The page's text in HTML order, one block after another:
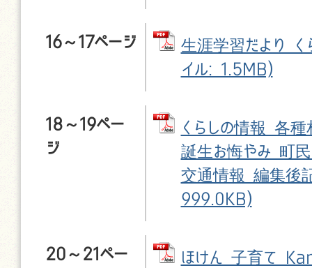
16～17ページ
生涯学習だより く
イル: 1.5MB)
18～19ペー
ジ
くらしの情報 各
誕生お悔やみ 町
交通情報 編集後
999.0KB)
20～21ペー
ほけん 子育て